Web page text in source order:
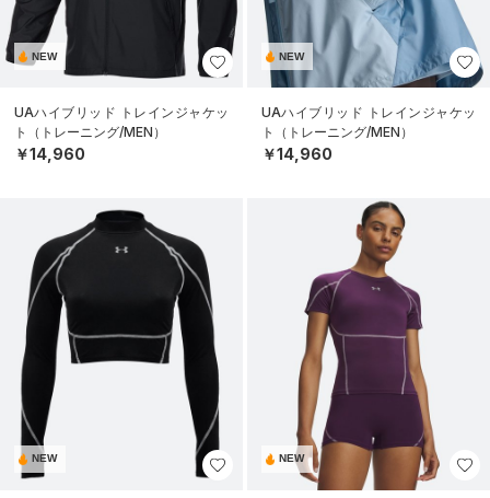
NEW
UAハイブリッド トレインジャケッ
ト（トレーニング/MEN）
￥14,960
NEW
UAハイブリッド トレインジャケッ
ト（トレーニング/MEN）
￥14,960
NEW NEW